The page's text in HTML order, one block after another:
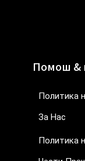
Помош &
Политика
За Нас
Политика